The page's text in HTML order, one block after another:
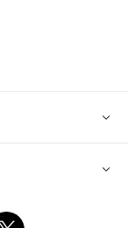
により変更にな